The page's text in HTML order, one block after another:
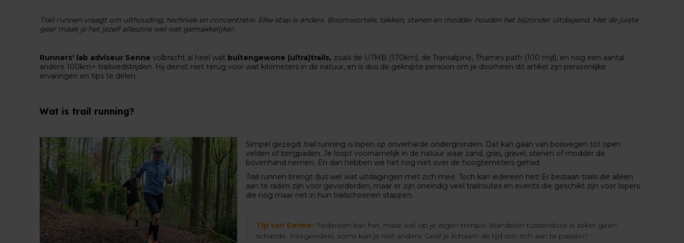
Trail runnen vraagt om uithouding, techniek en concentratie. Elke stap is anders. Boomwortels, takken, stenen en modder houden het bijzonder uitdagend. Met de juiste
gear maak je het jezelf alleszins wel wat gemakkelijker.
Runners' lab adviseur Senne volbracht al heel wat buitengewone (ultra)trails, zoals de UTMB (170km), de Transalpine, Thames path (100 mijl), en nog een aantal
andere 100km+ trailwedstrijden. Hij deinst niet terug voor wat kilometers in de natuur, en is dus de geknipte persoon om je doorheen dit artikel zijn persoonlijke
ervaringen en tips te delen.
Wat is trail running?
Simpel gezegd: trail running is lopen op onverharde ondergronden. Dat kan gaan van boswegen tot open
velden of bergpaden. Je loopt voornamelijk in de natuur waar zand, gras, gravel, stenen of modder de
bovenhand nemen. En dan hebben we het nog niet over de hoogtemeters gehad.
Trail runnen brengt dus wel wat uitdagingen met zich mee. Toch kan iedereen het! Er bestaan trails die alleen
aan te raden zijn voor gevorderden, maar er zijn oneindig veel trailroutes en events die geschikt zijn voor lopers
die nog maar net in hun trailschoenen stappen.
Tip van Senne: "Iedereen kan het, maar wel op je eigen tempo. Wandelen tussendoor is zeker geen
schande. Integendeel, soms kan je niet anders. Geef je lichaam de tijd om zich aan te passen."